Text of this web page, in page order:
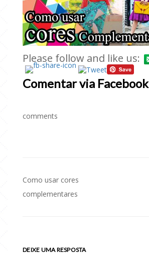
Please follow and like us:
Comentar via Facebook
comments
de
Como usar cores
complementares
DEIXE UMA RESPOSTA